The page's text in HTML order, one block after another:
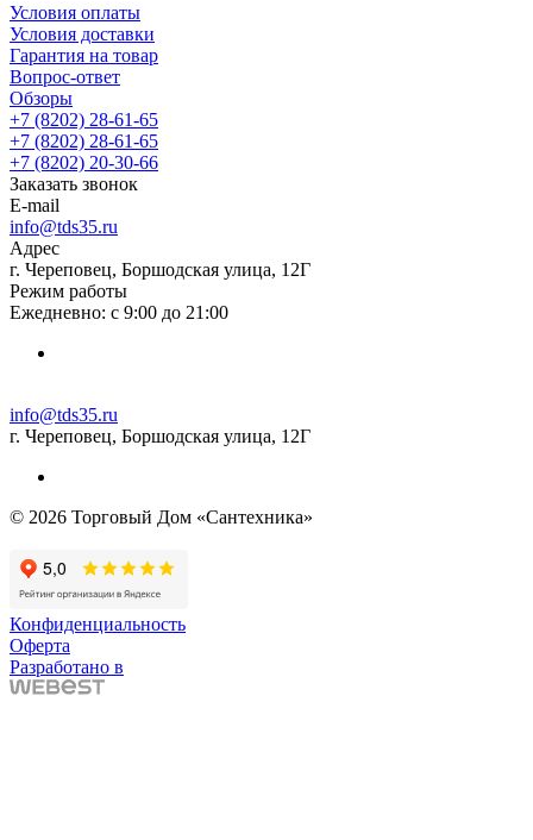
Условия оплаты
Условия доставки
Гарантия на товар
Вопрос-ответ
Обзоры
+7 (8202) 28‑61-65
+7 (8202) 28‑61-65
+7 (8202) 20‑30-66
Заказать звонок
E-mail
info@tds35.ru
Адрес
г. Череповец, Боршодская улица, 12Г
Режим работы
Ежедневно: с 9:00 до 21:00
info@tds35.ru
г. Череповец, Боршодская улица, 12Г
© 2026 Торговый Дом «Сантехника»
Конфиденциальность
Оферта
Разработано в